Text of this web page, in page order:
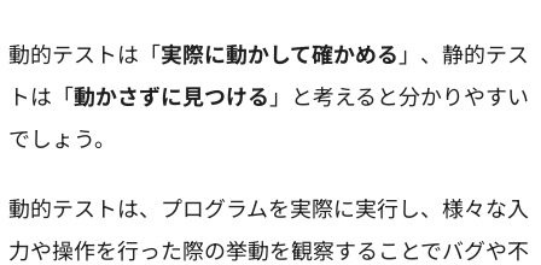
動的テストは「実際に動かして確かめる 」、静的テス
トは「動かさずに見つける 」と考えると分かりやすい
でしょう。
動的テストは、プログラムを実際に実行し、様々な入
力や操作を行った際の挙動を観察することでバグや不